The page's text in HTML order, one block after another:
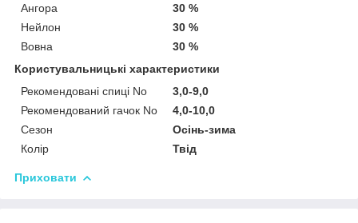
Ангора
30 %
Нейлон
30 %
Вовна
30 %
Користувальницькі характеристики
Рекомендовані спиці No
3,0-9,0
Рекомендований гачок No
4,0-10,0
Сезон
Осінь-зима
Колір
Твід
Приховати